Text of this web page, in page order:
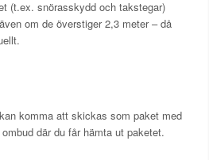
(t.ex. snörasskydd och takstegar)
om de överstiger 2,3 meter – då
komma att skickas som paket med
där du får hämta ut paketet.